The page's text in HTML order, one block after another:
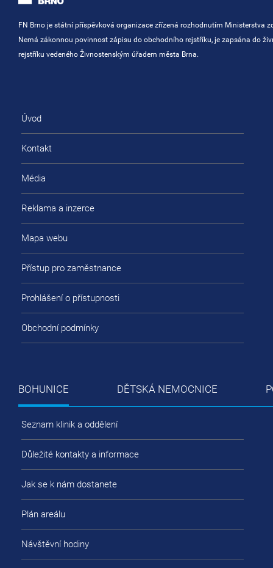
FN Brno je státní příspěvková organizace zřízená rozhodnutím Ministerstva
Nemá zákonnou povinnost zápisu do obchodního rejstříku, je zapsána do
rejstříku vedeného Živnostenským úřadem města Brna.
Úvod
Kontakt
Média
Reklama a inzerce
Mapa webu
Přístup pro zaměstnance
Prohlášení o přístupnosti
Obchodní podmínky
BOHUNICE DĚTSKÁ NEMOCNICE
Seznam klinik a oddělení
Důležité kontakty a informace
Jak se k nám dostanete
Plán areálu
Návštěvní hodiny